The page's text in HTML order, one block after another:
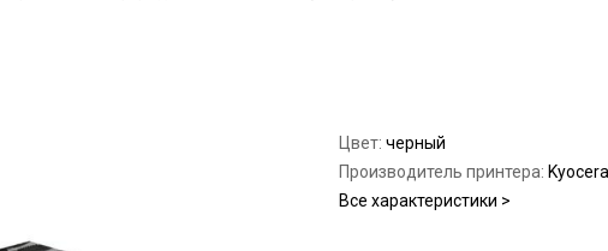
Цвет: черный
Производитель принтера: Kyocera
Все характеристики >